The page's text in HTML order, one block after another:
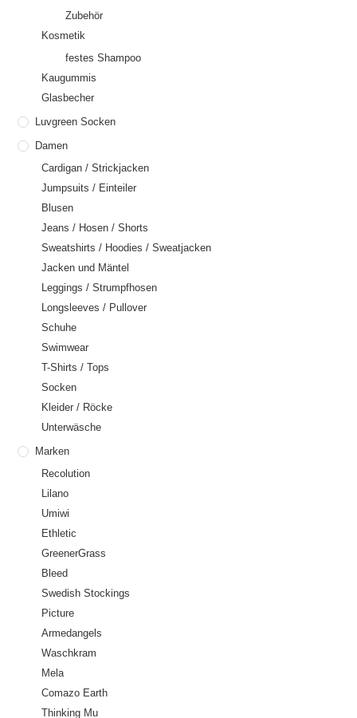
Zubehör
Kosmetik
festes Shampoo
Kaugummis
Glasbecher
Luvgreen Socken
Damen
Cardigan / Strickjacken
Jumpsuits / Einteiler
Blusen
Jeans / Hosen / Shorts
Sweatshirts / Hoodies / Sweatjacken
Jacken und Mäntel
Leggings / Strumpfhosen
Longsleeves / Pullover
Schuhe
Swimwear
T-Shirts / Tops
Socken
Kleider / Röcke
Unterwäsche
Marken
Recolution
Lilano
Umiwi
Ethletic
GreenerGrass
Bleed
Swedish Stockings
Picture
Armedangels
Waschkram
Mela
Comazo Earth
Thinking Mu